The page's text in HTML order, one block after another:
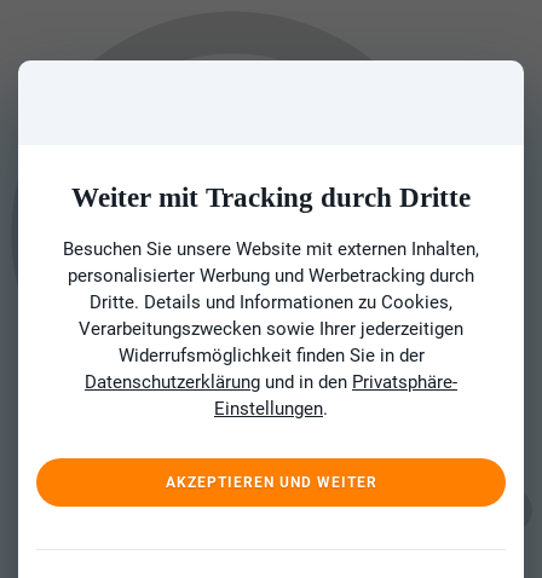
Weiter mit Tracking durch Dritte
Besuchen Sie unsere Website mit externen Inhalten,
personalisierter Werbung und Werbetracking durch
Dritte. Details und Informationen zu Cookies,
Verarbeitungszwecken sowie Ihrer jederzeitigen
Widerrufsmöglichkeit finden Sie in der
Datenschutzerklärung und in den Privatsphäre-
Einstellungen.
AKZEPTIEREN UND WEITER